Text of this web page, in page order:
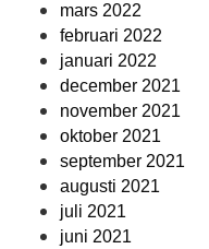
mars 2022
februari 2022
januari 2022
december 2021
november 2021
oktober 2021
september 2021
augusti 2021
juli 2021
juni 2021